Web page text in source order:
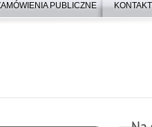
PUBLICZNE KONTAKT